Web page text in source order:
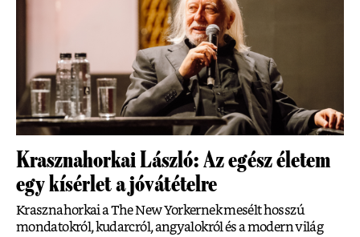
Krasznahorkai László: Az egész életem
egy kísérlet a jóvátételre
Krasznahorkai a The New Yorkernek mesélt hosszú
mondatokról, kudarcról, angyalokról és a modern világ